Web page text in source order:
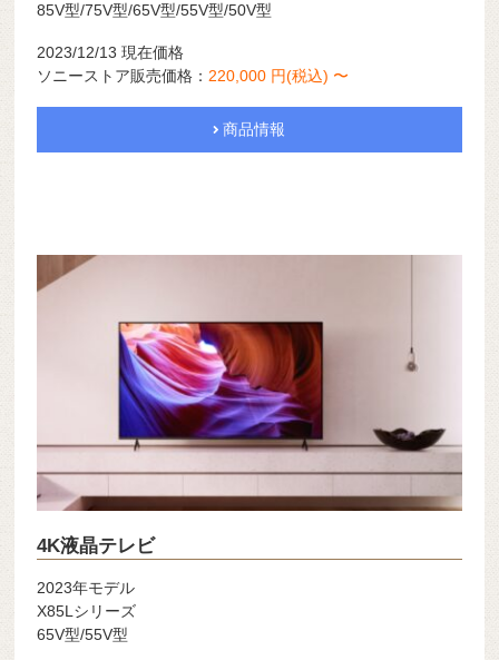
85V型/75V型/65V型/55V型/50V型
2023/12/13 現在価格
ソニーストア販売価格： 220,000 円(税込) 〜
商品情報
4K液晶テレビ
2023年モデル
X85Lシリーズ
65V型/55V型